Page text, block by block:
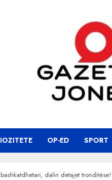
OP-ED SPORT
dalin detajet